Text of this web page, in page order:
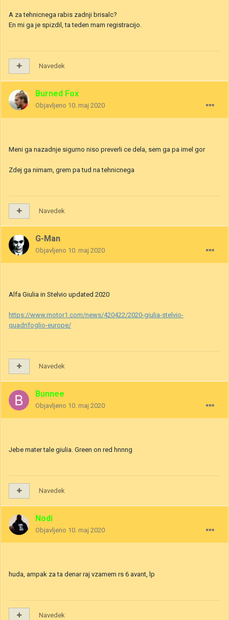
A za tehnicnega rabis zadnji brisalc?
En mi ga je spizdil, ta teden mam registracijo.
Navedek
Burned Fox
Objavljeno 10. maj 2020
Meni ga nazadnje sigurno niso preverli ce dela, sem ga pa imel gor
Zdej ga nimam, grem pa tud na tehnicnega
Navedek
G-Man
Objavljeno 10. maj 2020
Alfa Giulia in Stelvio updated 2020
https://www.motor1.com/news/420422/2020-giulia-stelvio-
quadrifoglio-europe/
Navedek
Bunnee
Objavljeno 10. maj 2020
Jebe mater tale giulia. Green on red hnnng
Navedek
Nodi
Objavljeno 10. maj 2020
huda, ampak za ta denar raj vzamem rs 6 avant, lp
Navedek